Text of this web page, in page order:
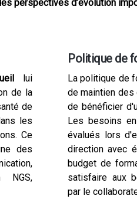
perspectives d’évolution
lui
de la
de
les
Ce
des
NGS,
Politique de
La politique de
de maintien des
de bénéficier
Les besoins
évalués lors
direction avec
budget de
satisfaire aux
par le